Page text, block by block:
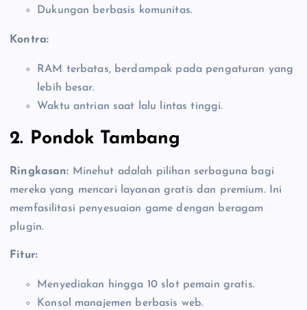
Dukungan berbasis komunitas.
Kontra:
RAM terbatas, berdampak pada pengaturan yang
lebih besar.
Waktu antrian saat lalu lintas tinggi.
2. Pondok Tambang
Ringkasan: Minehut adalah pilihan serbaguna bagi
mereka yang mencari layanan gratis dan premium. Ini
memfasilitasi penyesuaian game dengan beragam
plugin.
Fitur:
Menyediakan hingga 10 slot pemain gratis.
Konsol manajemen berbasis web.